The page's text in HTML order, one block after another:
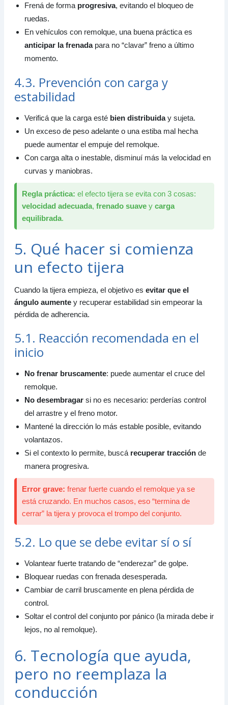
Frená de forma progresiva, evitando el bloqueo de
ruedas.
En vehículos con remolque, una buena práctica es
anticipar la frenadapara no “clavar” freno a último
momento.
4.3. Prevención con carga y
estabilidad
Verificá que la carga esté bien distribuiday sujeta.
Un exceso de peso adelante o una estiba mal hecha
puede aumentar el empuje del remolque.
Con carga alta o inestable, disminuí más la velocidad en
curvas y maniobras.
Regla práctica: el efecto tijera se evita con 3 cosas:
velocidad adecuada, frenado suavey carga
equilibrada.
5. Qué hacer si comienza
un efecto tijera
Cuando la tijera empieza, el objetivo es evitar que el
ángulo aumentey recuperar estabilidad sin empeorar la
pérdida de adherencia.
5.1. Reacción recomendada en el
inicio
No frenar bruscamente: puede aumentar el cruce del
remolque.
No desembragarsi no es necesario: perderías control
del arrastre y el freno motor.
Mantené la dirección lo más estable posible, evitando
volantazos.
Si el contexto lo permite, buscá recuperar tracciónde
manera progresiva.
Error grave: frenar fuerte cuando el remolque ya se
está cruzando. En muchos casos, eso “termina de
cerrar” la tijera y provoca el trompo del conjunto.
5.2. Lo que se debe evitar sí o sí
Volantear fuerte tratando de “enderezar” de golpe.
Bloquear ruedas con frenada desesperada.
Cambiar de carril bruscamente en plena pérdida de
control.
Soltar el control del conjunto por pánico (la mirada debe ir
lejos, no al remolque).
6. Tecnología que ayuda,
pero no reemplaza la
conducción